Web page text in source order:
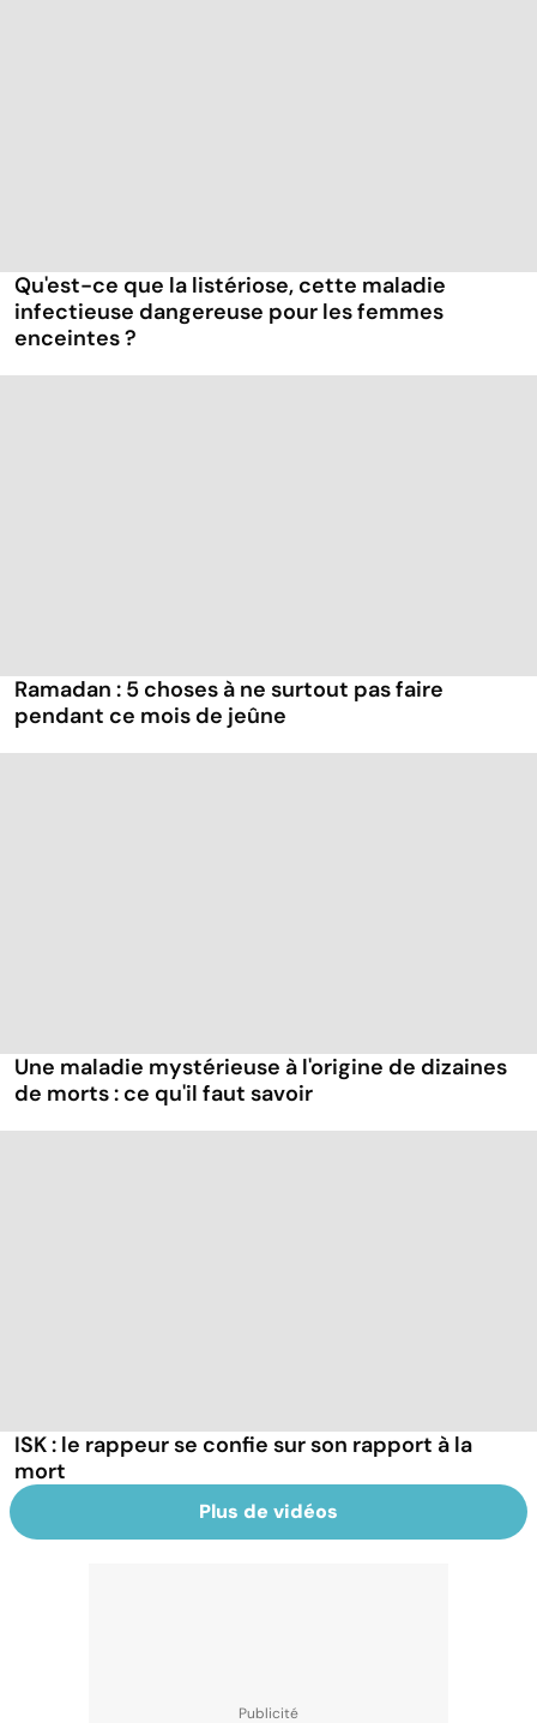
Qu'est-ce que la listériose, cette maladie
infectieuse dangereuse pour les femmes
enceintes ?
Ramadan : 5 choses à ne surtout pas faire
pendant ce mois de jeûne
Une maladie mystérieuse à l'origine de dizaines
de morts : ce qu'il faut savoir
ISK : le rappeur se confie sur son rapport à la
mort
Plus de vidéos